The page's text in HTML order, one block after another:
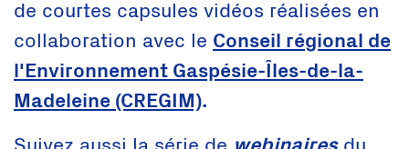
de courtes capsules vidéos réalisées en
collaboration avec le Conseil régional de
l'Environnement Gaspésie-Îles-de-la-
Madeleine (CREGIM).